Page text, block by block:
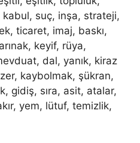
kabul, suç, inşa, strateji,
ticaret, imaj, baskı,
keyif, rüya,
dal, yanık, kiraz
kaybolmak, şükran,
gidiş, sıra, asit, atalar,
yem, lütuf, temizlik,